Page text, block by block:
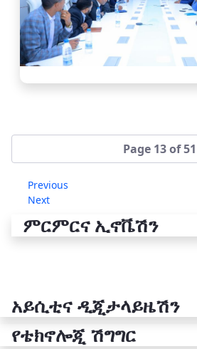
Page 13 of 51
Previous
Next
ምርምርና ኢኖቬሽን
አይሲቲና ዲጂታላይዜሽን
የቴክኖሎጂ ሽግግር